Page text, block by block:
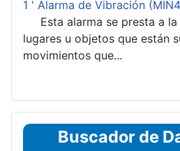
1 ' Alarma de Vibración
Esta alarma se presta a la
lugares u objetos que están
movimientos que...
Buscador de